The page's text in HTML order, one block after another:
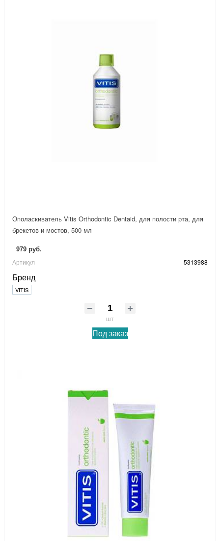
Ополаскиватель Vitis Orthodontic Dentaid, для полости рта, для
брекетов и мостов, 500 мл
979 руб.
Артикул 5313988
Бренд
VITIS
шт
Под заказ